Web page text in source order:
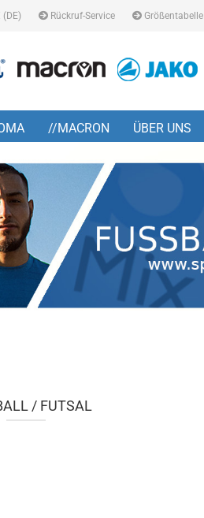
Rückruf-Service Größentabelle
Passwort
Konto erstellen
Passwort vergessen?
//MACRON ÜBER UNS
/ FUTSAL